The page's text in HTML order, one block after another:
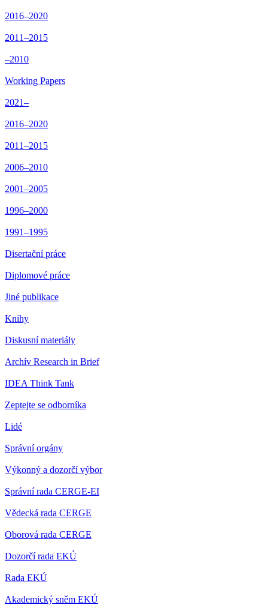
2016–2020
2011–2015
–2010
Working Papers
2021–
2016–2020
2011–2015
2006–2010
2001–2005
1996–2000
1991–1995
Disertační práce
Diplomové práce
Jiné publikace
Knihy
Diskusní materiály
Archív Research in Brief
IDEA Think Tank
Zeptejte se odborníka
Lidé
Správní orgány
Výkonný a dozorčí výbor
Správní rada CERGE-EI
Vědecká rada CERGE
Oborová rada CERGE
Dozorčí rada EKÚ
Rada EKÚ
Akademický sněm EKÚ